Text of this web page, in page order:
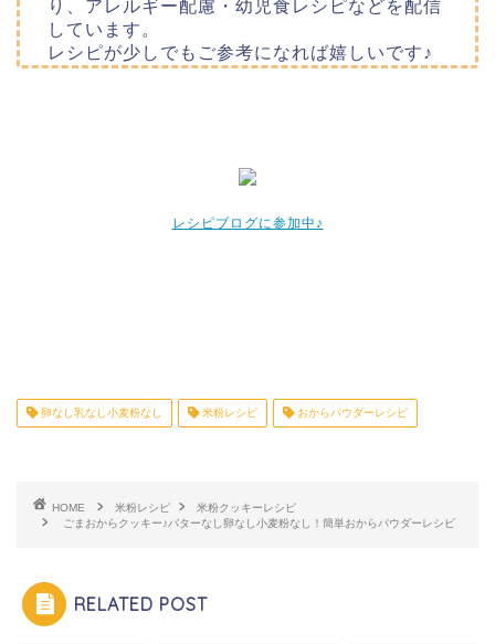
り、アレルギー配慮・幼児食レシピなどを配信
しています。
レシピが少しでもご参考になれば嬉しいです♪
レシピブログに参加中♪
卵なし乳なし小麦粉なし 米粉レシピ おからパウダーレシピ
HOME 米粉レシピ
米粉クッキーレシピ
ごまおからクッキー♪バターなし卵なし小麦粉なし！簡単おからパウダーレシピ
RELATED POST